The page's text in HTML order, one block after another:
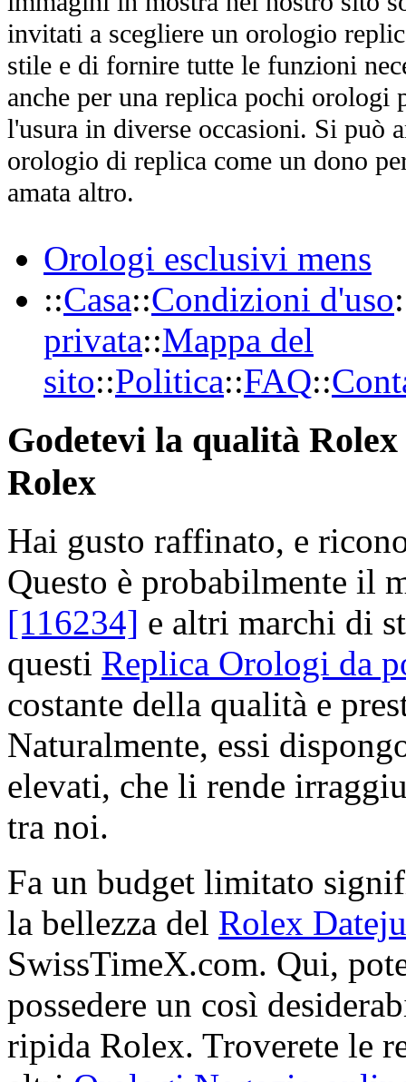
invitati a scegliere un orologio
stile e di fornire tutte le funzioni
anche per una replica pochi orologi
l'usura in diverse occasioni. Si può
orologio di replica come un dono
amata altro.
Orologi esclusivi mens
::Casa::Condizioni d'uso
privata::Mappa del
sito::Politica::FAQ::
Godetevi la qualità
Rolex
Hai gusto raffinato, e
Questo è probabilmente il
[116234] e altri marchi di
questi Replica Orologi da
costante della qualità e
Naturalmente, essi
elevati, che li rende
tra noi.
Fa un budget limitato
la bellezza del Rolex
SwissTimeX.com. Qui,
possedere un così
ripida Rolex. Troverete le